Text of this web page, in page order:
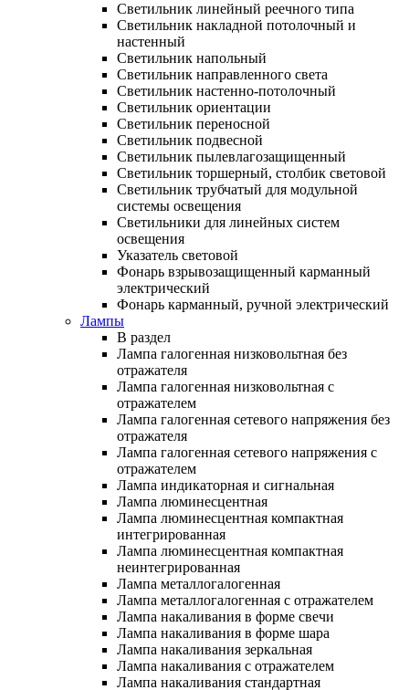
Светильник линейный реечного типа
Светильник накладной потолочный и
настенный
Светильник напольный
Светильник направленного света
Светильник настенно-потолочный
Светильник ориентации
Светильник переносной
Светильник подвесной
Светильник пылевлагозащищенный
Светильник торшерный, столбик световой
Светильник трубчатый для модульной
системы освещения
Светильники для линейных систем
освещения
Указатель световой
Фонарь взрывозащищенный карманный
электрический
Фонарь карманный, ручной электрический
Лампы
В раздел
Лампа галогенная низковольтная без
отражателя
Лампа галогенная низковольтная с
отражателем
Лампа галогенная сетевого напряжения без
отражателя
Лампа галогенная сетевого напряжения с
отражателем
Лампа индикаторная и сигнальная
Лампа люминесцентная
Лампа люминесцентная компактная
интегрированная
Лампа люминесцентная компактная
неинтегрированная
Лампа металлогалогенная
Лампа металлогалогенная с отражателем
Лампа накаливания в форме свечи
Лампа накаливания в форме шара
Лампа накаливания зеркальная
Лампа накаливания с отражателем
Лампа накаливания стандартная